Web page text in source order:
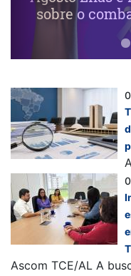
sobre o
Ascom TCE/AL A